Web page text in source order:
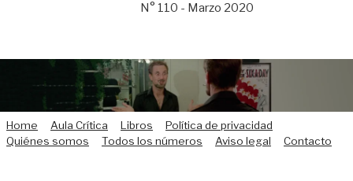
N° 110 - Marzo 2020
Home Aula Crítica Libros
Política de privacidad
Quiénes somos
Todos los números Aviso legal Contacto